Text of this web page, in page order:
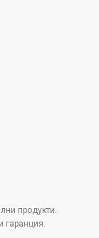
продукти.
гаранция.